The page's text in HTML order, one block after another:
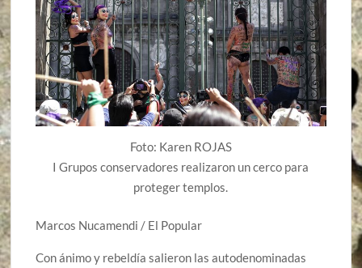
Foto: Karen ROJAS
I Grupos conservadores realizaron un cerco para
proteger templos.
Marcos Nucamendi / El Popular
Con ánimo y rebeldía salieron las autodenominadas